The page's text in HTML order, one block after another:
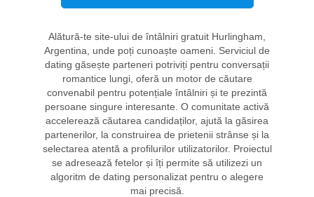
Alătură-te site-ului de întâlniri gratuit Hurlingham,
Argentina, unde poți cunoaște oameni. Serviciul de
dating găsește parteneri potriviți pentru conversații
romantice lungi, oferă un motor de căutare
convenabil pentru potențiale întâlniri și te prezintă
persoane singure interesante. O comunitate activă
accelerează căutarea candidaților, ajută la găsirea
partenerilor, la construirea de prietenii strânse și la
selectarea atentă a profilurilor utilizatorilor. Proiectul
se adresează fetelor și îți permite să utilizezi un
algoritm de dating personalizat pentru o alegere
mai precisă.